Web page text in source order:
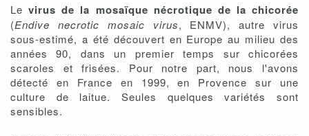
Levirus de la mosaïque nécrotique de la chicorée
(Endive necrotic mosaic virus, ENMV), autre virus
sous-estimé, a été découvert en Europe au milieu des
années 90, dans un premier temps sur chicorées
scaroles et frisées. Pour notre part, nous l'avons
détecté en France en 1999, en Provence sur une
culture de laitue. Seules quelques variétés sont
sensibles.